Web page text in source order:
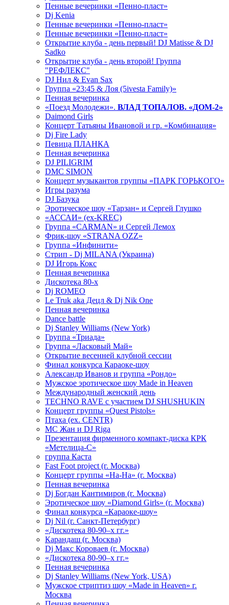
Пенные вечеринки «Пенно-пласт»
Dj Kenia
Пенные вечеринки «Пенно-пласт»
Пенные вечеринки «Пенно-пласт»
Открытие клуба - день первый! DJ Matisse & DJ
Sadko
Открытие клуба - день второй! Группа
"РЕФЛЕКС"
DJ Нил & Evan Sax
Группа «23:45 & Лоя (5ivesta Family)»
Пенная вечеринка
«Поезд Молодежи». ВЛАД ТОПАЛОВ. «ДОМ-2»
Daimond Girls
Концерт Татьяны Ивановой и гр. «Комбинация»
Dj Fire Lady
Певица ПЛАНКА
Пенная вечеринка
DJ PILIGRIM
DMC SIMON
Концерт музыкантов группы «ПАРК ГОРЬКОГО»
Игры разума
DJ Базука
Эротическое шоу «Тарзан» и Сергей Глушко
«АССАИ» (ex-KREC)
Группа «CARMAN» и Сергей Лемох
Фрик-шоу «STRANA OZZ»
Группа «Инфинити»
Стрип - Dj MILANA (Украина)
DJ Игорь Кокс
Пенная вечеринка
Дискотека 80-х
Dj ROMEO
Le Truk aka Децл & Dj Nik One
Пенная вечеринка
Dance battle
Dj Stanley Williams (New York)
Группа «Триада»
Группа «Ласковый Май»
Открытие весенней клубной сессии
Финал конкурса Караоке-шоу
Александр Иванов и группа «Рондо»
Мужское эротическое шоу Made in Heaven
Международный женский день
TECHNO RAVE с участием DJ SHUSHUKIN
Концерт группы «Quest Pistols»
Птаха (ex. CENTR)
МС Жан и DJ Riga
Презентация фирменного компакт-диска КРК
«Метелица-С»
группа Каста
Fast Foot project (г. Москва)
Концерт группы «На-На» (г. Москва)
Пенная вечеринка
Dj Богдан Кантимиров (г. Москва)
Эротическое шоу «Diamond Girls» (г. Москва)
Финал конкурса «Караоке-шоу»
Dj Nil (г. Санкт-Петербург)
«Дискотека 80-90–х гг.»
Карандаш (г. Москва)
Dj Макс Короваев (г. Москва)
«Дискотека 80-90–х гг.»
Пенная вечеринка
Dj Stanley Williams (New York, USA)
Мужское стриптиз шоу «Made in Heaven» г.
Москва